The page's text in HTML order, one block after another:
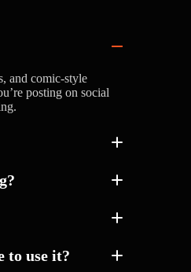
and comic-style
posting on social
it matches your
creative, or more
to use it?